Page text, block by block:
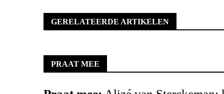
GERELATEERDE ARTIKELEN
PRAAT MEE